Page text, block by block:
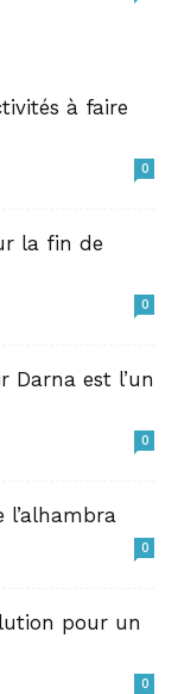
à faire
0
la fin de
0
Darna est l’un
0
l’alhambra
0
pour un
0